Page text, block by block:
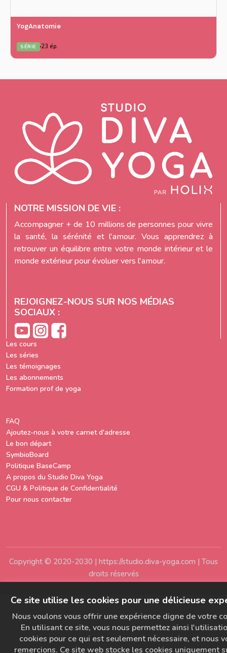
YogAnatomie
SÉRIE 23 ép.
NOTRE MISSION DE VIE :
Accompagner + de 10 millions de personnes pour vivre
la santé, la sérénité et l'amour. Vous apprendrez à
retrouver un équilibre entre votre monde intérieur et le
monde extérieur pour évoluer vers l'amour.
REJOIGNEZ-NOUS SUR NOS MÉDIAS
SOCIAUX :
Les cours
Les séries
Les témoignages
Les abonnements
Formation prof de yoga
FAQ
Ajoutez-nous à votre carnet d'adresse
Le bon départ
SymbioBoard
Politique BaseCamp
A propos du Studio Diva Yoga
CGU & Politique de Confidentialité
Pour nous contacter
Copyright © 2020-2030 | https://studio.diva-yoga.com | Tous
droits réservés
Ce site utilise les cookies pour une délicieuse
Nous voulons vous offrir une expérience digne de votre
En utilisant ce site, vous nous permettez ainsi
cookies pour ce qui est seulement nécessaire, et nous
remercions. Ce site web stocke les cookies uniquement